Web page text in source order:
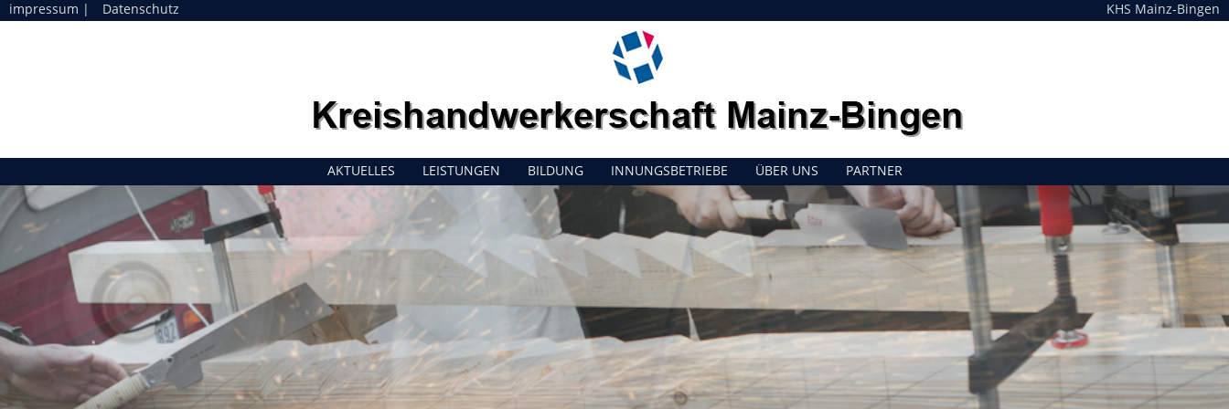
impressum | Datenschutz KHS Mainz-Bingen
AKTUELLES LEISTUNGEN BILDUNG INNUNGSBETRIEBE ÜBER UNS PARTNER